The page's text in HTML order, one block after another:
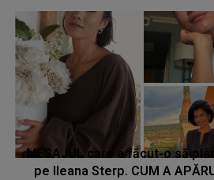
MESAJUL care a făcut-o să
pe Ileana Sterp. CUM A